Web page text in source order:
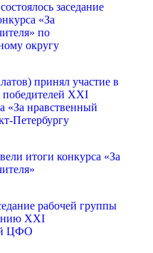
заседание
«За
по
округу
принял участие в
XXI
«За нравственный
Петербургу
итоги конкурса «За
рабочей группы
XXI
ЦФО